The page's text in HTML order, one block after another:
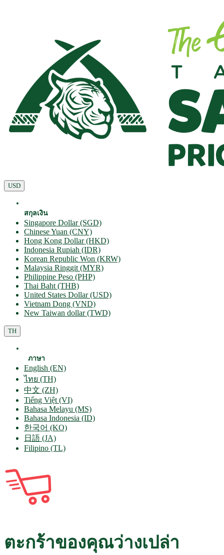
USD
สกุลเงิน
Singapore Dollar (SGD)
Chinese Yuan (CNY)
Hong Kong Dollar (HKD)
Indonesia Rupiah (IDR)
Korean Republic Won (KRW)
Malaysia Ringgit (MYR)
Philippine Peso (PHP)
Thai Baht (THB)
United States Dollar (USD)
Vietnam Dong (VND)
New Taiwan dollar (TWD)
TH
ภาษา
English (EN)
ไทย (TH)
中文 (ZH)
Tiếng Việt (VI)
Bahasa Melayu (MS)
Bahasa Indonesia (ID)
한국어 (KO)
日語 (JA)
Filipino (TL)
ตะกร้าของคุณว่างเปล่า